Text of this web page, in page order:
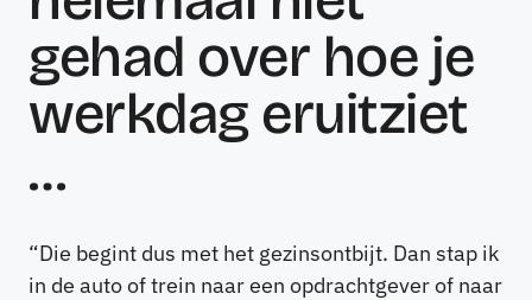
gehad over hoe je
werkdag eruitziet
…
“Die begint dus met het gezinsontbijt. Dan stap ik
in de auto of trein naar een opdrachtgever of naar